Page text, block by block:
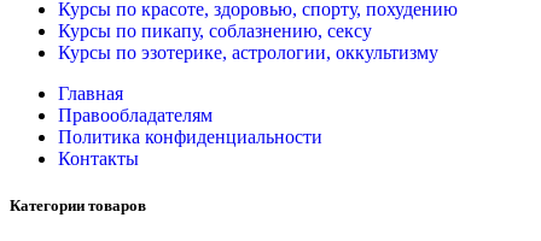
Курсы по красоте, здоровью, спорту, похудению
Курсы по пикапу, соблазнению, сексу
Курсы по эзотерике, астрологии, оккультизму
Главная
Правообладателям
Политика конфиденциальности
Контакты
Категории товаров